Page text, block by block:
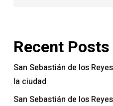
Recent Posts
San Sebastián de los
la ciudad
San Sebastián de los